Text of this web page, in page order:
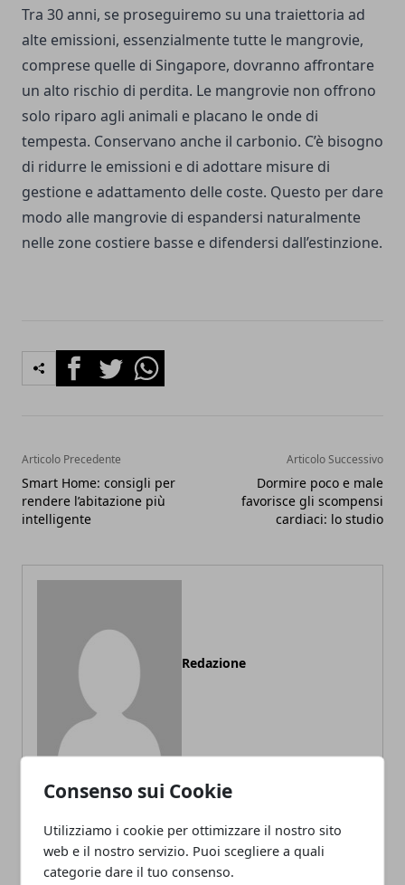
Consenso sui Cookie
Utilizziamo i cookie per ottimizzare il nostro sito
web e il nostro servizio. Puoi scegliere a quali
categorie dare il tuo consenso.
Tra 30 anni, se proseguiremo su una traiettoria ad
alte emissioni, essenzialmente tutte le mangrovie,
comprese quelle di Singapore, dovranno affrontare
un alto rischio di perdita. Le mangrovie non offrono
solo riparo agli animali e placano le onde di
tempesta. Conservano anche il carbonio. C’è bisogno
di ridurre le emissioni e di adottare misure di
gestione e adattamento delle coste. Questo per dare
modo alle mangrovie di espandersi naturalmente
nelle zone costiere basse e difendersi dall’estinzione.
FacebookTwitterWhatsapp
Articolo Precedente
Smart Home: consigli per
rendere l’abitazione più
intelligente
Articolo Successivo
Dormire poco e male
favorisce gli scompensi
cardiaci: lo studio
Redazione
ARTICOLI CORRELATI